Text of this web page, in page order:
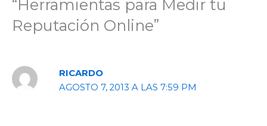
“Herramientas para Medir tu
Reputación Online”
RICARDO
AGOSTO 7, 2013 A LAS 7:59 PM